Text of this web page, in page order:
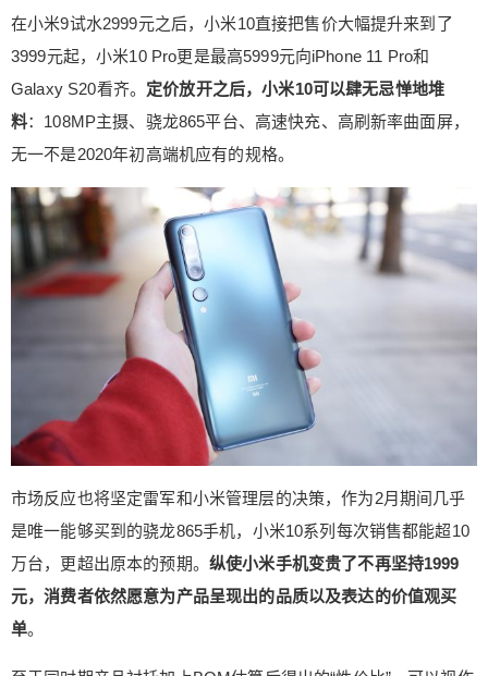
在小米9试水2999元之后，小米10直接把售价大幅提升来到了
3999元起，小米10 Pro更是最高5999元向iPhone 11 Pro和
Galaxy S20看齐。 定价放开之后，小米10可以肆无忌惮地堆
料：108MP主摄、骁龙865平台、高速快充、高刷新率曲面屏，
无一不是2020年初高端机应有的规格。
市场反应也将坚定雷军和小米管理层的决策，作为2月期间几乎
是唯一能够买到的骁龙865手机，小米10系列每次销售都能超10
万台，更超出原本的预期。 纵使小米手机变贵了不再坚持1999
元，消费者依然愿意为产品呈现出的品质以及表达的价值观买
单。
机，就是值得小米学习的优秀案例。在设计和品质
像能力那样能撼动业界的创新，而这正是MIX系列
当初被人喜爱被人期待的原因。 原来的小米品牌去
哪了？经过2019年的腾笼换鸟之后，小米手机的产
品线之前的单一品牌（小米+红米）下容纳，变成了
掘。 红米不仅承接了小米原有大部分用户，还大张
旗鼓地变成了Redmi，用英文作为外文的疏离感拉
开和小米主品牌的距离。CC系列和美图品牌，则有
望成为线下销售生力军，并打入小米不太擅长的女
性市场。控股的黑鲨与多亲则下探到游戏手机和老
人手机。 通过打造多个子品牌，小米手机可以更稳
妥地走高端路线，避免过去几年间不同价位不同定
位产品之间造成的品牌污染。各个子品牌也因此能
有更精准的营销方向，也不再受“这是小米”的观念限
制，有望真正意义上被消费者接纳。 华为打造荣耀
o将iQOO和NEX系列作为独立品牌宣传，也同样都
在践行细分品牌策略。能够比原先的单一品牌获取
到更大的用户总量，就足以证明多品牌策略的优越
性。 每个国产厂商都在争夺的海外市场也有待小米
洲快速增长的表现，而未来或许会属于不同于小米
中国的小米国际品牌。 小米在印度市场采取了高度